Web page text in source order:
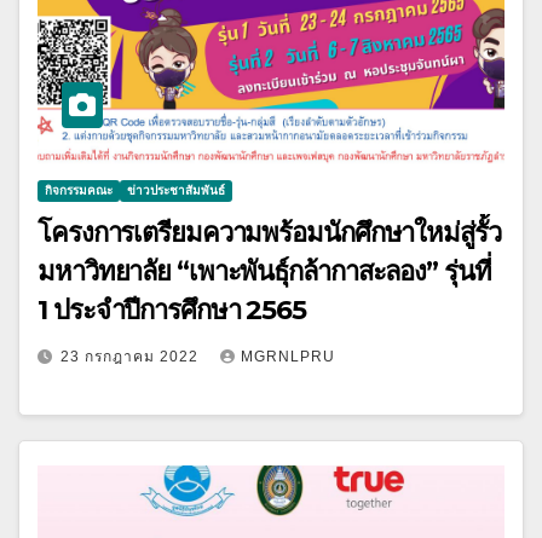
กิจกรรมคณะ ข่าวประชาสัมพันธ์
โครงการเตรียมความพร้อมนักศึกษาใหม่สู่รั้ว
มหาวิทยาลัย “เพาะพันธ์ุกล้ากาสะลอง” รุ่นที่
1 ประจำปีการศึกษา 2565
23 กรกฎาคม 2022 MGRNLPRU